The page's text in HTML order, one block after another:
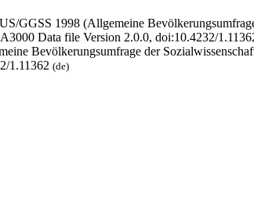
GGSS 1998 (Allgemeine
Data file Version 2.0.0, doi:10.4232/
Bevölkerungsumfrage der
1.11362 (de)